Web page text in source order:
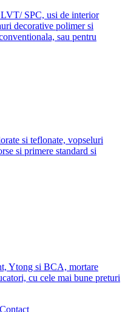
SPC, usi de interior
decorative polimer si
sau pentru
si teflonate, vopseluri
si primere standard si
Ytong si BCA, mortare
cu cele mai bune preturi
Contact